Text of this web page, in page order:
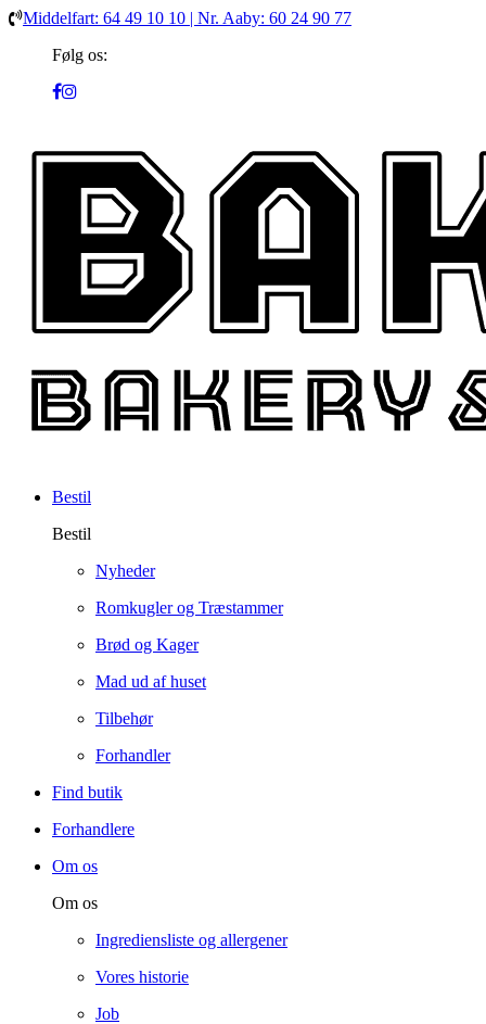
Middelfart: 64 49 10 10 | Nr. Aaby: 60 24 90 77
Følg os:
Bestil
Bestil
Nyheder
Romkugler og Træstammer
Brød og Kager
Mad ud af huset
Tilbehør
Forhandler
Find butik
Forhandlere
Om os
Om os
Ingrediensliste og allergener
Vores historie
Job